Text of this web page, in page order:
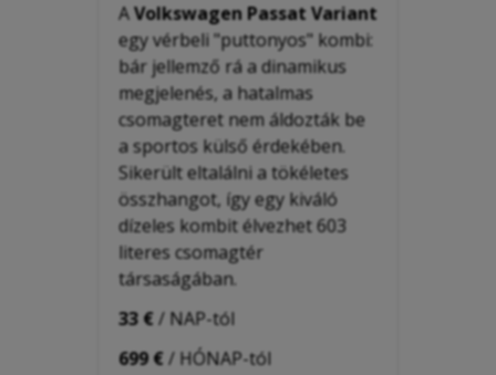
AVolkswagen Passat Variant
egy vérbeli "puttonyos" kombi:
bár jellemző rá a dinamikus
megjelenés, a hatalmas
csomagteret nem áldozták be
a sportos külső érdekében.
Sikerült eltalálni a tökéletes
összhangot, így egy kiváló
dízeles kombit élvezhet 603
literes csomagtér
társaságában.
33 €/ NAP-tól
699 €/ HÓNAP-tól